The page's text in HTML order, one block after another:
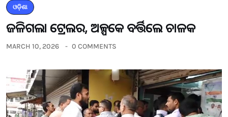
ଓଡ଼ିଶା
ଜଳିଗଲା ଟ୍ରେଲର, ଅଳ୍ପକେ ବର୍ତ୍ତିଲେ ଚାଳକ
MARCH 10, 2026 0 COMMENTS